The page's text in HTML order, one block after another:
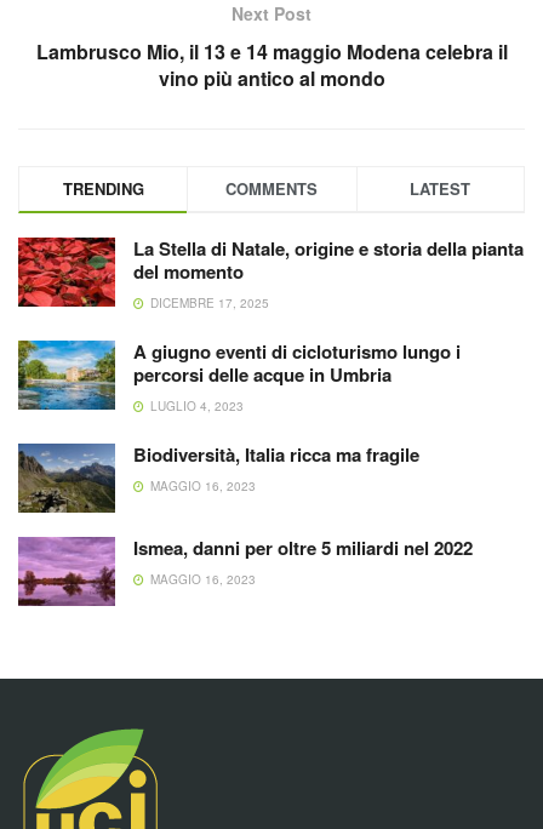
Next Post
Lambrusco Mio, il 13 e 14 maggio Modena celebra il
vino più antico al mondo
TRENDING COMMENTS LATEST
La Stella di Natale, origine e storia della pianta
del momento
DICEMBRE 17, 2025
A giugno eventi di cicloturismo lungo i
percorsi delle acque in Umbria
LUGLIO 4, 2023
Biodiversità, Italia ricca ma fragile
MAGGIO 16, 2023
Ismea, danni per oltre 5 miliardi nel 2022
MAGGIO 16, 2023